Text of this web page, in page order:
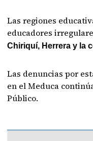
Las regiones
educadores
Chiriquí, Herrera y la
Las denuncias por
en el Meduca
Público.